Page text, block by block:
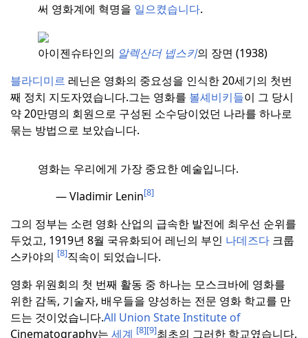
써 영화계에 혁명을 일으켰습니다.
아이젠슈타인의 알렉산더 넵스키의 장면 (1938)
블라디미르 레닌은 영화의 중요성을 인식한 20세기의 첫번
째 정치 지도자였습니다.그는 영화를 볼셰비키들이 그 당시
약 20만명의 회원으로 구성된 소수당이었던 나라를 하나로
묶는 방법으로 보았습니다.
영화는 우리에게 가장 중요한 예술입니다.
—Vladimir Lenin[8]
그의 정부는 소련 영화 산업의 급속한 발전에 최우선 순위를
두었고, 1919년 8월 국유화되어 레닌의 부인 나데즈다 크룹
스카야의 [8]직속이 되었습니다.
영화 위원회의 첫 번째 활동 중 하나는 모스크바에 영화를
위한 감독, 기술자, 배우들을 양성하는 전문 영화 학교를 만
드는 것이었습니다.All Union State Institute of
Cinematography는 세계 [8][9]최초의 그러한 학교였습니다.